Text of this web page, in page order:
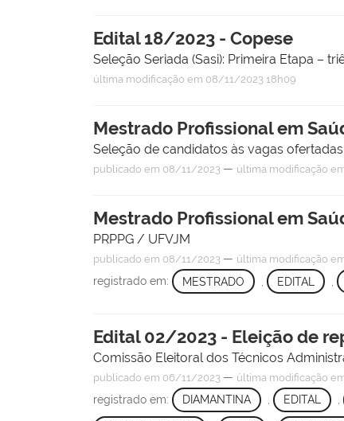
Edital 18/2023 - Copese
Seleção Seriada (Sasi): Primeira Etapa –
última modificação em 08/11/2023 18h09
Mestrado Profissional em
Seleção de candidatos às vagas
publicado em 08/11/2023 — última modificação
Mestrado Profissional em
PRPPG / UFVJM
publicado em 08/11/2023 — última modificação
registrado em: MESTRADO EDITAL
Edital 02/2023 - Eleição de
Comissão Eleitoral dos Técnicos
publicado em 06/11/2023 — última modificação
registrado em: DIAMANTINA , EDITAL ,